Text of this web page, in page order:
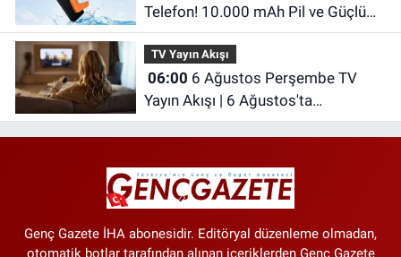
Telefon! 10.000 mAh Pil ve Güçlü
Donanımıyla Dikkat Çekiyor
TV Yayın Akışı
06:00
Yayın Akışı | 6 Ağustos'ta
Televizyonda Neler Var? TRT 1, TV8,
Genç Gazete İHA abonesidir. Editöryal düzenleme olmadan,
otomatik botlar tarafından alınan içeriklerden Genç Gazete